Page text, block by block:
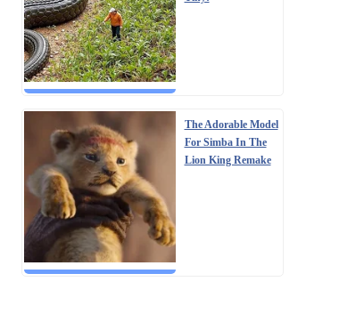
The Adorable Model
For Simba In The
Lion King Remake